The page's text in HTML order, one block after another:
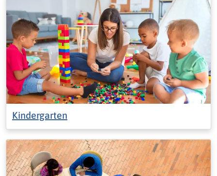
Kindergarten